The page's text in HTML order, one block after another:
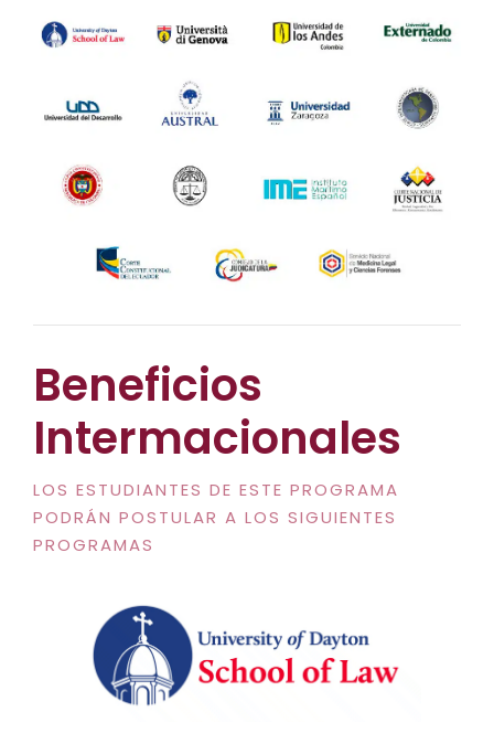
Beneficios
Intermacionales
LOS ESTUDIANTES DE ESTE PROGRAMA
PODRÁN POSTULAR A LOS SIGUIENTES
PROGRAMAS